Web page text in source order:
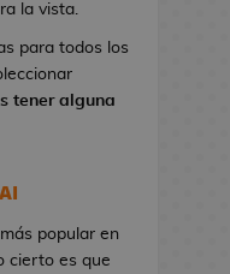
la vista.
para todos los
tener alguna
popular en
cierto es que